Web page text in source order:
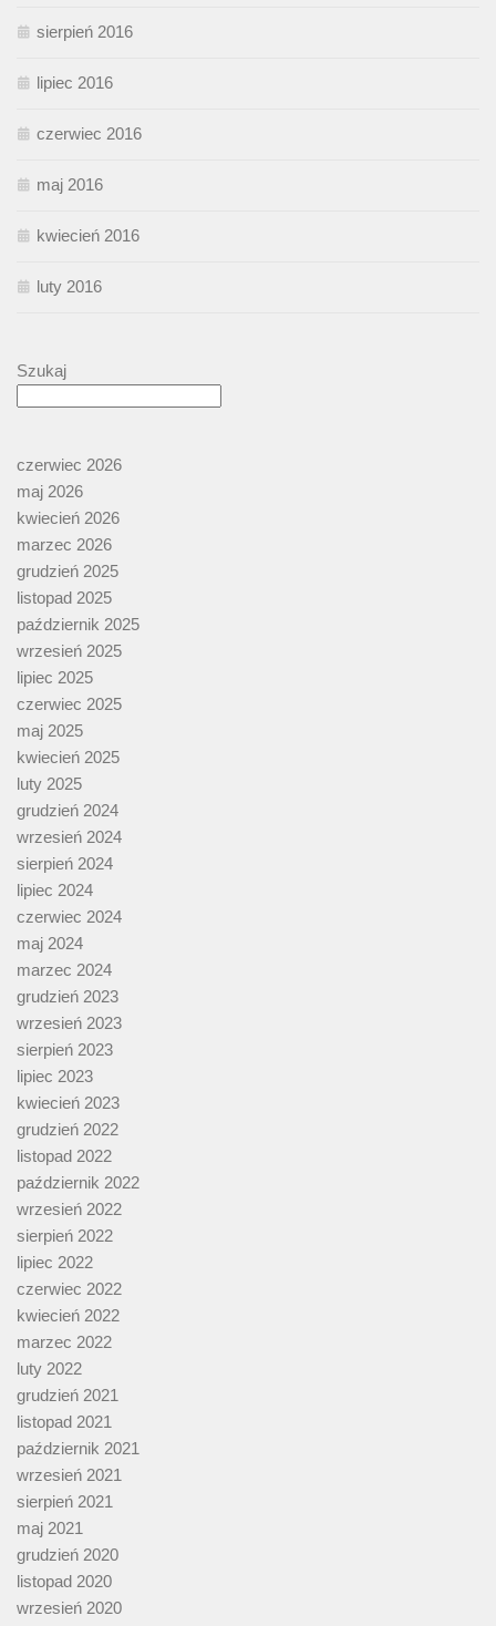
sierpień 2016
lipiec 2016
czerwiec 2016
maj 2016
kwiecień 2016
luty 2016
Szukaj
czerwiec 2026
maj 2026
kwiecień 2026
marzec 2026
grudzień 2025
listopad 2025
październik 2025
wrzesień 2025
lipiec 2025
czerwiec 2025
maj 2025
kwiecień 2025
luty 2025
grudzień 2024
wrzesień 2024
sierpień 2024
lipiec 2024
czerwiec 2024
maj 2024
marzec 2024
grudzień 2023
wrzesień 2023
sierpień 2023
lipiec 2023
kwiecień 2023
grudzień 2022
listopad 2022
październik 2022
wrzesień 2022
sierpień 2022
lipiec 2022
czerwiec 2022
kwiecień 2022
marzec 2022
luty 2022
grudzień 2021
listopad 2021
październik 2021
wrzesień 2021
sierpień 2021
maj 2021
grudzień 2020
listopad 2020
wrzesień 2020